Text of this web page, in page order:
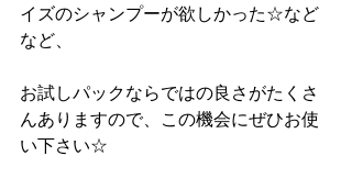
イズのシャンプーが欲しかった☆など
など、
お試しパックならではの良さがたくさ
んありますので、この機会にぜひお使
い下さい☆